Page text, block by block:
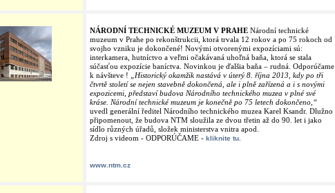
NÁRODNÍ TECHNICKÉ MUZEUM V PRAHENárodní technické
muzeum v Prahe po rekonštrukcii, ktorá trvala 12 rokov a po 75 rokoch od
svojho vzniku je dokončené! Novými otvorenými expozíciami sú:
interkamera, hutníctvo a veľmi očakávaná uhoľná baňa, ktorá se stala
súčasťou expozície baníctva. Novinkou je ďalšia baňa – rudná. Odporúčame
k návšteve !
„Historický okamžik nastává v úterý 8. října 2013, kdy po tři
čtvrtě století se nejen stavebně dokončená, ale i plně zařízená a i s novými
expozicemi, představí budova Národního technického muzea v plné své
kráse. Národní technické muzeum je konečně po 75 letech dokončeno,“
uvedl generální ředitel Národního technického muzea Karel Ksandr. Dlužno
připomenout, že budova NTM sloužila ze dvou třetin až do 90. let i jako
sídlo různých úřadů, složek ministerstva vnitra apod.
Zdroj s videom - ODPORÚČAME - kliknite tu.
www.ntm.cz